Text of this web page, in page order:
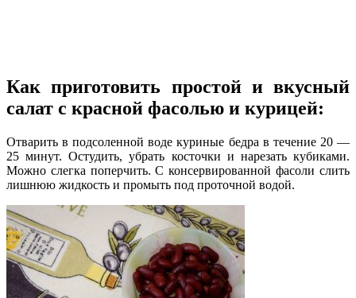
Как приготовить простой и вкусный
салат с красной фасолью и курицей:
Отварить в подсоленной воде куриные бедра в течение 20 —
25 минут. Остудить, убрать косточки и нарезать кубиками.
Можно слегка поперчить. С консервированной фасоли слить
лишнюю жидкость и промыть под проточной водой.